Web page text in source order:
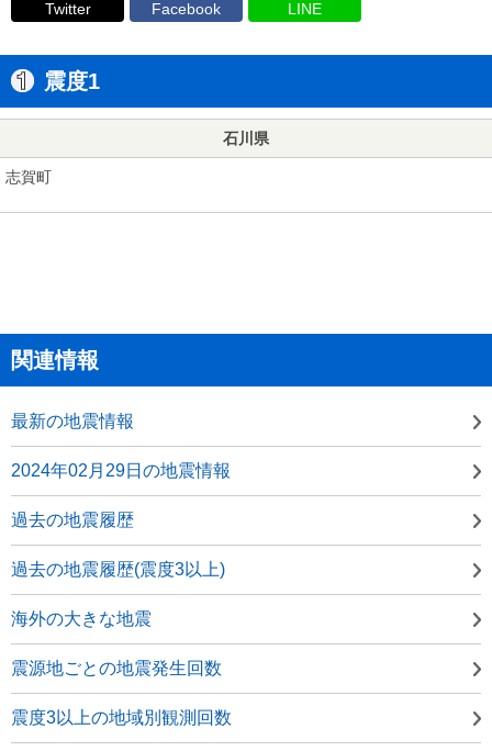
Twitter Facebook LINE
震度1
石川県
志賀町
関連情報
最新の地震情報
2024年02月29日の地震情報
過去の地震履歴
過去の地震履歴(震度3以上)
海外の大きな地震
震源地ごとの地震発生回数
震度3以上の地域別観測回数